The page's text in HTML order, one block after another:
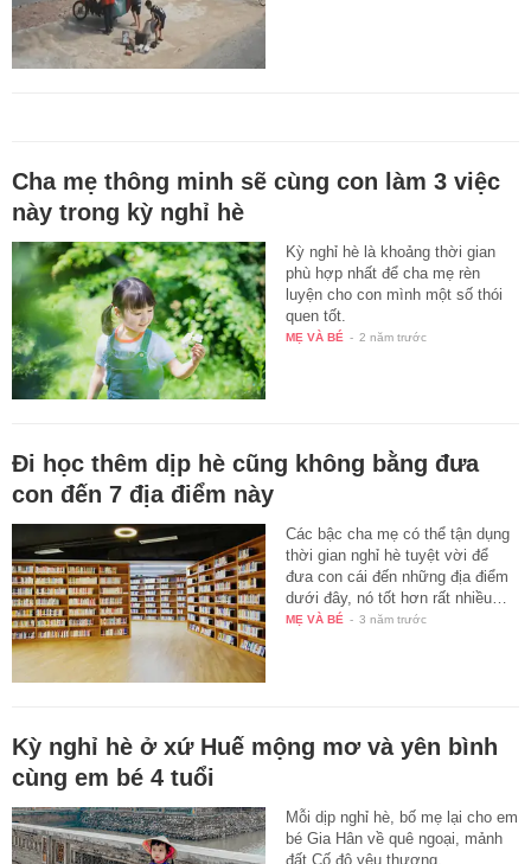
Cha mẹ thông minh sẽ cùng con làm 3 việc
này trong kỳ nghỉ hè
Kỳ nghỉ hè là khoảng thời gian
phù hợp nhất để cha mẹ rèn
luyện cho con mình một số thói
quen tốt.
MẸ VÀ BÉ - 2 năm trước
Đi học thêm dịp hè cũng không bằng đưa
con đến 7 địa điểm này
Các bậc cha mẹ có thể tận dụng
thời gian nghỉ hè tuyệt vời để
đưa con cái đến những địa điểm
dưới đây, nó tốt hơn rất nhiều…
MẸ VÀ BÉ - 3 năm trước
Kỳ nghỉ hè ở xứ Huế mộng mơ và yên bình
cùng em bé 4 tuổi
Mỗi dịp nghỉ hè, bố mẹ lại cho em
bé Gia Hân về quê ngoại, mảnh
đất Cố đô yêu thương.